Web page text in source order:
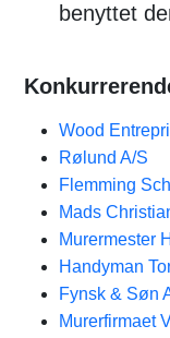
benyttet
Wood
Rølund A/S
Flemming
Mads
Murermester
Handyman
Fynsk & Søn
Murerfirmaet